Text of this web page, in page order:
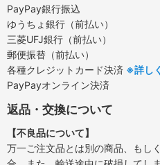
PayPay銀行振込
ゆうちょ銀行（前払い）
三菱UFJ銀行（前払い）
郵便振替（前払い）
各種クレジットカード決済 ※詳し
PayPayオンライン決済
返品・交換について
【不良品について】
万一ご注文品とは別の商品、もし